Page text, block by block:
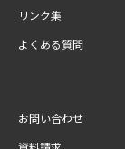
リンク集
よくある質問
お問い合わせ